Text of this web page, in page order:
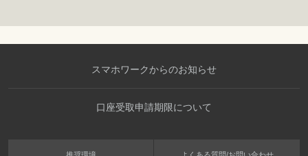
スマホワークからのお知らせ
口座受取申請期限について